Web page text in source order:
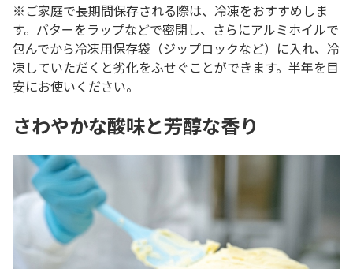
※ご家庭で長期間保存される際は、冷凍をおすすめしま
す。バターをラップなどで密閉し、さらにアルミホイルで
包んでから冷凍用保存袋（ジップロックなど）に入れ、冷
凍していただくと劣化をふせぐことができます。半年を目
安にお使いください。
さわやかな酸味と芳醇な香り